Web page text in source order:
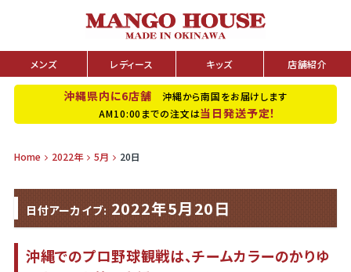
メンズ レディース キッズ 店舗紹介
沖縄県内に6店舗 沖縄から南国をお届けします
AM10:00までの注文は当日発送予定！
Home 2022年 5月 20日
日付アーカイブ: 2022年5月20日
沖縄でのプロ野球観戦は、チームカラーのかりゆ